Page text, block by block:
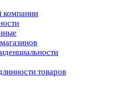
компании
товаров